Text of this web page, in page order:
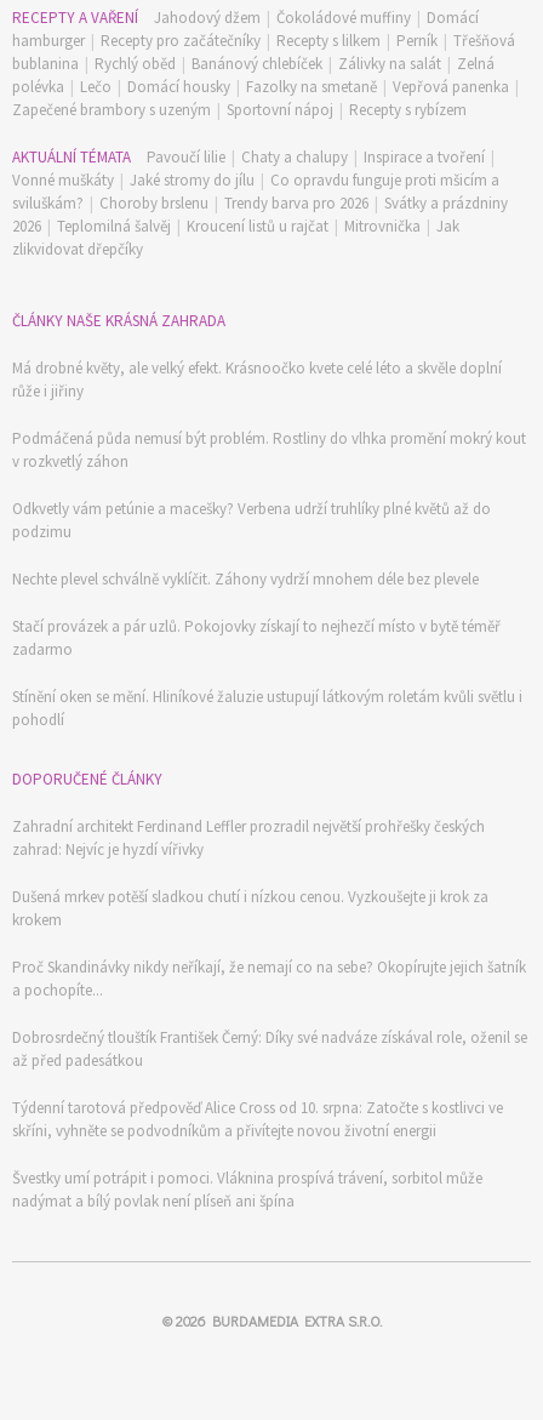
RECEPTY A VAŘENÍ Jahodový džem | Čokoládové muffiny | Domácí
hamburger | Recepty pro začátečníky | Recepty s lilkem | Perník | Třešňová
bublanina | Rychlý oběd | Banánový chlebíček | Zálivky na salát | Zelná
polévka | Lečo | Domácí housky | Fazolky na smetaně | Vepřová panenka |
Zapečené brambory s uzeným | Sportovní nápoj | Recepty s rybízem
AKTUÁLNÍ TÉMATA Pavoučí lilie | Chaty a chalupy | Inspirace a tvoření |
Vonné muškáty | Jaké stromy do jílu | Co opravdu funguje proti mšicím a
sviluškám? | Choroby brslenu | Trendy barva pro 2026 | Svátky a prázdniny
2026 | Teplomilná šalvěj | Kroucení listů u rajčat | Mitrovnička | Jak
zlikvidovat dřepčíky
ČLÁNKY NAŠE KRÁSNÁ ZAHRADA
Má drobné květy, ale velký efekt. Krásnoočko kvete celé léto a skvěle doplní
růže i jiřiny
Podmáčená půda nemusí být problém. Rostliny do vlhka promění mokrý kout
v rozkvetlý záhon
Odkvetly vám petúnie a macešky? Verbena udrží truhlíky plné květů až do
podzimu
Nechte plevel schválně vyklíčit. Záhony vydrží mnohem déle bez plevele
Stačí provázek a pár uzlů. Pokojovky získají to nejhezčí místo v bytě téměř
zadarmo
Stínění oken se mění. Hliníkové žaluzie ustupují látkovým roletám kvůli světlu i
pohodlí
DOPORUČENÉ ČLÁNKY
Zahradní architekt Ferdinand Leffler prozradil největší prohřešky českých
zahrad: Nejvíc je hyzdí vířivky
Dušená mrkev potěší sladkou chutí i nízkou cenou. Vyzkoušejte ji krok za
krokem
Proč Skandinávky nikdy neříkají, že nemají co na sebe? Okopírujte jejich šatník
a pochopíte...
Dobrosrdečný tlouštík František Černý: Díky své nadváze získával role, oženil se
až před padesátkou
Týdenní tarotová předpověď Alice Cross od 10. srpna: Zatočte s kostlivci ve
skříni, vyhněte se podvodníkům a přivítejte novou životní energii
Švestky umí potrápit i pomoci. Vláknina prospívá trávení, sorbitol může
nadýmat a bílý povlak není plíseň ani špína
© 2026 BURDAMEDIA EXTRA S.R.O.